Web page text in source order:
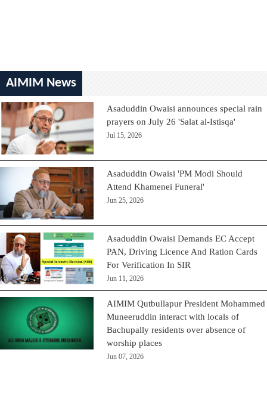
AIMIM News
Asaduddin Owaisi announces special rain
prayers on July 26 'Salat al-Istisqa'
Jul 15, 2026
Asaduddin Owaisi 'PM Modi Should
Attend Khamenei Funeral'
Jun 25, 2026
Asaduddin Owaisi Demands EC Accept
PAN, Driving Licence And Ration Cards
For Verification In SIR
Jun 11, 2026
AIMIM Qutbullapur President Mohammed
Muneeruddin interact with locals of
Bachupally residents over absence of
worship places
Jun 07, 2026